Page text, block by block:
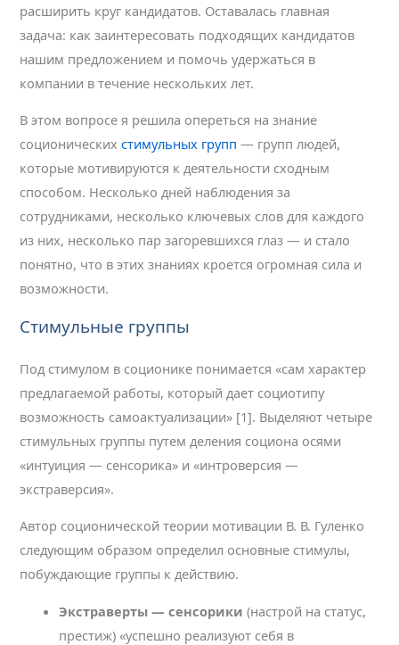
расширить круг кандидатов. Оставалась главная
задача: как заинтересовать подходящих кандидатов
нашим предложением и помочь удержаться в
компании в течение нескольких лет.
В этом вопросе я решила опереться на знание
соционическихстимульных групп — групп людей,
которые мотивируются к деятельности сходным
способом. Несколько дней наблюдения за
сотрудниками, несколько ключевых слов для каждого
из них, несколько пар загоревшихся глаз — и стало
понятно, что в этих знаниях кроется огромная сила и
возможности.
Стимульные группы
Под стимулом в соционике понимается «сам характер
предлагаемой работы, который дает социотипу
возможность самоактуализации» [1]. Выделяют четыре
стимульных группы путем деления социона осями
«интуиция — сенсорика» и «интроверсия —
экстраверсия».
Автор соционической теории мотивации В. В. Гуленко
следующим образом определил основные стимулы,
побуждающие группы к действию.
Экстраверты — сенсорики (настрой на статус,
престиж) «успешно реализуют себя в